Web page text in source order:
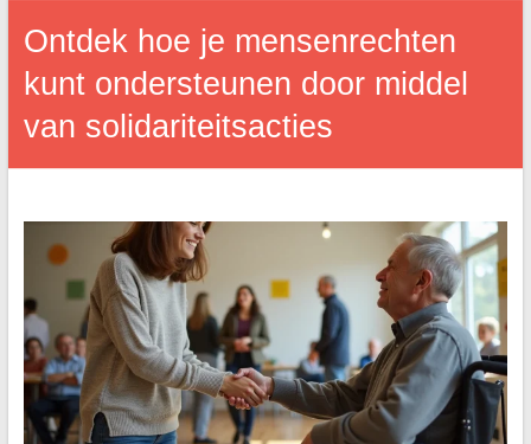
Ontdek hoe je mensenrechten
kunt ondersteunen door middel
van solidariteitsacties